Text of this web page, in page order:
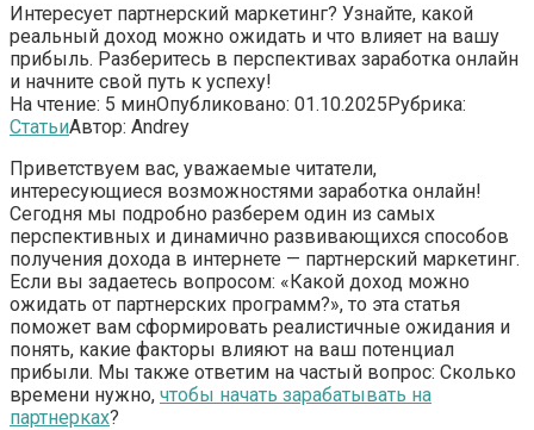
Интересует партнерский маркетинг? Узнайте, какой
реальный доход можно ожидать и что влияет на вашу
прибыль. Разберитесь в перспективах заработка онлайн
и начните свой путь к успеху!
На чтение: 5 минОпубликовано: 01.10.2025Рубрика:
СтатьиАвтор: Andrey
Приветствуем вас, уважаемые читатели,
интересующиеся возможностями заработка онлайн!
Сегодня мы подробно разберем один из самых
перспективных и динамично развивающихся способов
получения дохода в интернете — партнерский маркетинг.
Если вы задаетесь вопросом: «Какой доход можно
ожидать от партнерских программ?», то эта статья
поможет вам сформировать реалистичные ожидания и
понять, какие факторы влияют на ваш потенциал
прибыли. Мы также ответим на частый вопрос: Сколько
времени нужно, чтобы начать зарабатывать на
партнерках?